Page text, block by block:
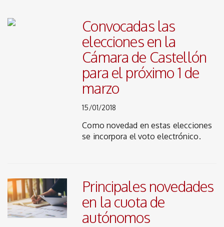
Convocadas las
elecciones en la
Cámara de Castellón
para el próximo 1 de
marzo
15/01/2018
Como novedad en estas elecciones
se incorpora el voto electrónico.
Principales novedades
en la cuota de
autónomos